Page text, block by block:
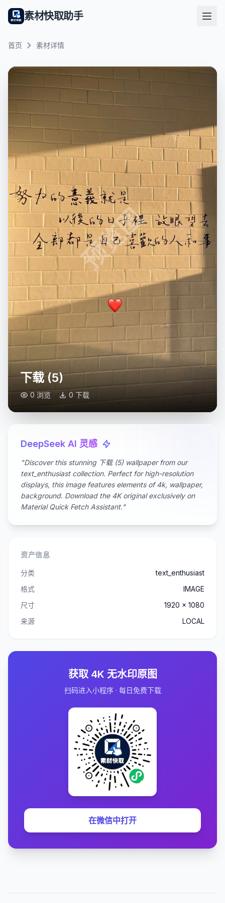
素材快取助手
首页 素材详情
预览图
下载 (5)
0 浏览 0 下载
DeepSeek AI 灵感
"Discover this stunning 下载 (5) wallpaper from our
text_enthusiast collection. Perfect for high-resolution
displays, this image features elements of 4k, wallpaper,
background. Download the 4K original exclusively on
Material Quick Fetch Assistant."
资产信息
分类
text_enthusiast
格式
IMAGE
尺寸
1920 x 1080
来源
LOCAL
获取 4K 无水印原图
扫码进入小程序 · 每日免费下载
在微信中打开